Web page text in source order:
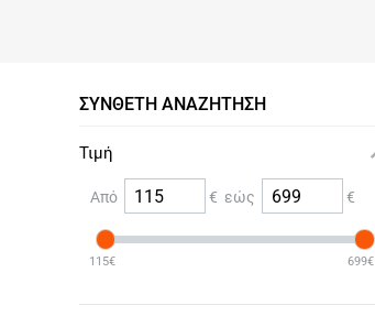
ΣΎΝΘΕΤΗ ΑΝΑΖΉΤΗΣΗ
Τιμή
Από € εώς €
115€ 699€